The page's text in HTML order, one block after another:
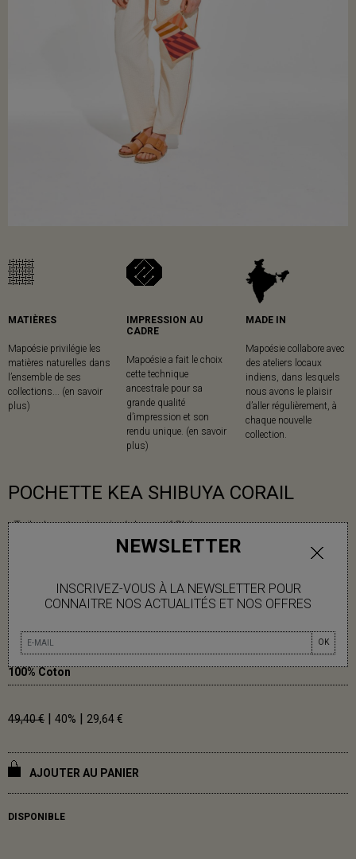
NEWSLETTER
INSCRIVEZ-VOUS À LA NEWSLETTER POUR
CONNAITRE NOS ACTUALITÉS ET NOS OFFRES
OK
MATIÈRES
Mapoésie privilégie les
matières naturelles dans
l’ensemble de ses
collections... (en savoir
plus)
IMPRESSION AU
CADRE
Mapoésie a fait le choix
cette technique
ancestrale pour sa
grande qualité
d’impression et son
rendu unique. (en savoir
plus)
MADE IN
Mapoésie collabore avec
des ateliers locaux
indiens, dans lesquels
nous avons le plaisir
d’aller régulièrement, à
chaque nouvelle
collection.
POCHETTE KEA SHIBUYA CORAIL
- Toile de coton imprimé du motif Shibuya
- Impression au cadre
- Fermeture zippée
- Intérieur doublé en coton
- Finitions en cuir
21 x 15 cm
100% Coton
49,40 € | 40% | 29,64 €
AJOUTER AU PANIER
DISPONIBLE